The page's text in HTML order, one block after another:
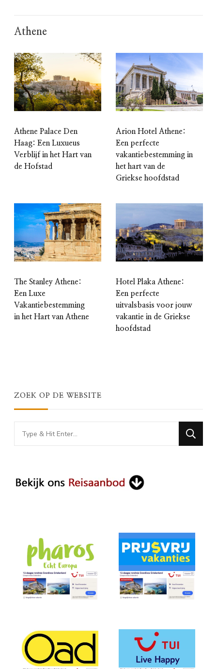
Athene
Athene Palace Den
Haag: Een Luxueus
Verblijf in het Hart van
de Hofstad
Arion Hotel Athene:
Een perfecte
vakantiebestemming in
het hart van de
Griekse hoofdstad
The Stanley Athene:
Een Luxe
Vakantiebestemming
in het Hart van Athene
Hotel Plaka Athene:
Een perfecte
uitvalsbasis voor jouw
vakantie in de Griekse
hoofdstad
ZOEK OP DE WEBSITE
Looking
for